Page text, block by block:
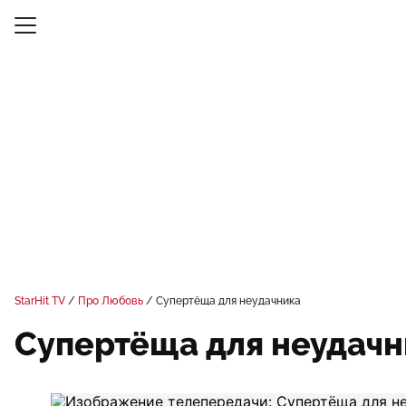
StarHit TV Про Любовь Супертёща для неудачника
Супертёща для